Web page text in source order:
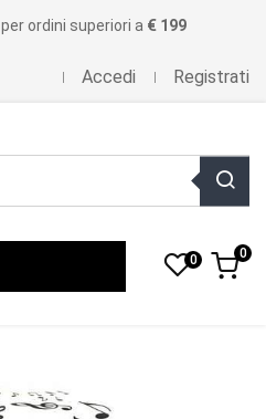
per ordini superiori a € 199
Accedi Registrati
0 0